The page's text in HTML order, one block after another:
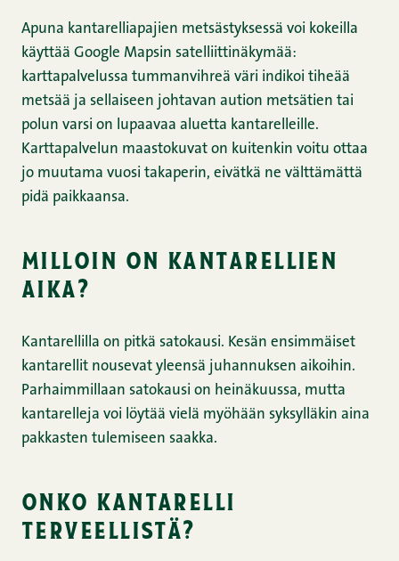
Apuna kantarelliapajien metsästyksessä voi kokeilla
käyttää Google Mapsin satelliittinäkymää:
karttapalvelussa tummanvihreä väri indikoi tiheää
metsää ja sellaiseen johtavan aution metsätien tai
polun varsi on lupaavaa aluetta kantarelleille.
Karttapalvelun maastokuvat on kuitenkin voitu ottaa
jo muutama vuosi takaperin, eivätkä ne välttämättä
pidä paikkaansa.
milloin on kantarellien
aika?
Kantarellilla on pitkä satokausi. Kesän ensimmäiset
kantarellit nousevat yleensä juhannuksen aikoihin.
Parhaimmillaan satokausi on heinäkuussa, mutta
kantarelleja voi löytää vielä myöhään syksylläkin aina
pakkasten tulemiseen saakka.
onko kantarelli
terveellistä?